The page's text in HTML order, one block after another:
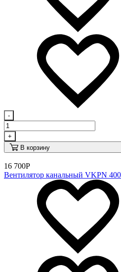
-
+
В корзину
16 700Р
Вентилятор канальный VKPN